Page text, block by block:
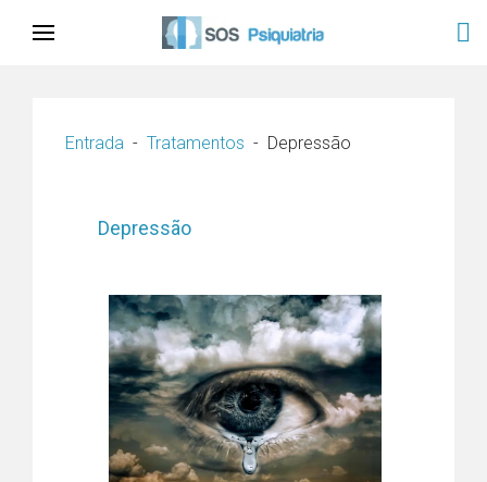
Entrada Tratamentos Depressão
Depressão